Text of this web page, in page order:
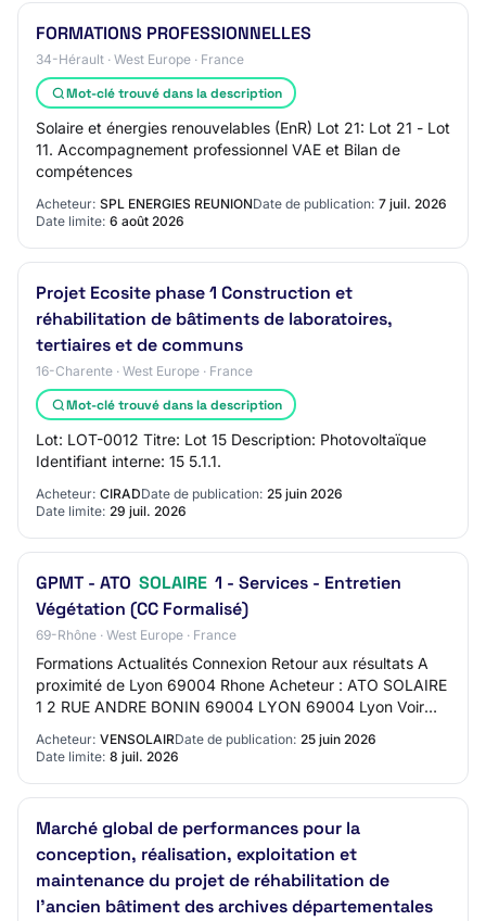
FORMATIONS PROFESSIONNELLES
34-Hérault · West Europe · France
Mot-clé trouvé dans la description
Solaire et énergies renouvelables (EnR) Lot 21: Lot 21 - Lot
11. Accompagnement professionnel VAE et Bilan de
compétences
Acheteur: SPL ENERGIES REUNIONDate de publication: 7 juil. 2026
Date limite: 6 août 2026
Projet Ecosite phase 1 Construction et
réhabilitation de bâtiments de laboratoires,
tertiaires et de communs
16-Charente · West Europe · France
Mot-clé trouvé dans la description
Lot: LOT-0012 Titre: Lot 15 Description: Photovoltaïque
Identifiant interne: 15 5.1.1.
Acheteur: CIRADDate de publication: 25 juin 2026
Date limite: 29 juil. 2026
GPMT - ATO SOLAIRE 1 - Services - Entretien
Végétation (CC Formalisé)
69-Rhône · West Europe · France
Formations Actualités Connexion Retour aux résultats A
proximité de Lyon 69004 Rhone Acheteur : ATO SOLAIRE
1 2 RUE ANDRE BONIN 69004 LYON 69004 Lyon Voir
Acheteur: VENSOLAIRDate de publication: 25 juin 2026
Date limite: 8 juil. 2026
Marché global de performances pour la
conception, réalisation, exploitation et
maintenance du projet de réhabilitation de
l'ancien bâtiment des archives départementales